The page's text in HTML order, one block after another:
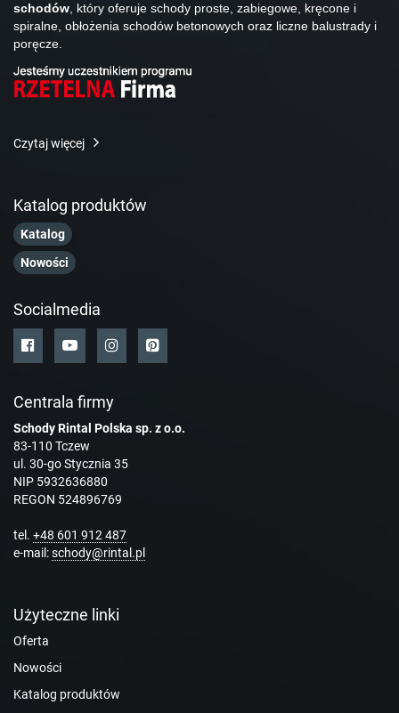
schodów, który oferuje schody proste, zabiegowe, kręcone i
spiralne, obłożenia schodów betonowych oraz liczne balustrady i
poręcze.
Czytaj więcej
Katalog produktów
Katalog
Nowości
Socialmedia
Centrala firmy
Schody Rintal Polska sp. z o.o.
83-110 Tczew
ul. 30-go Stycznia 35
NIP 5932636880
REGON 524896769
tel. +48 601 912 487
e-mail:schody@rintal.pl
Użyteczne linki
Oferta
Nowości
Katalog produktów